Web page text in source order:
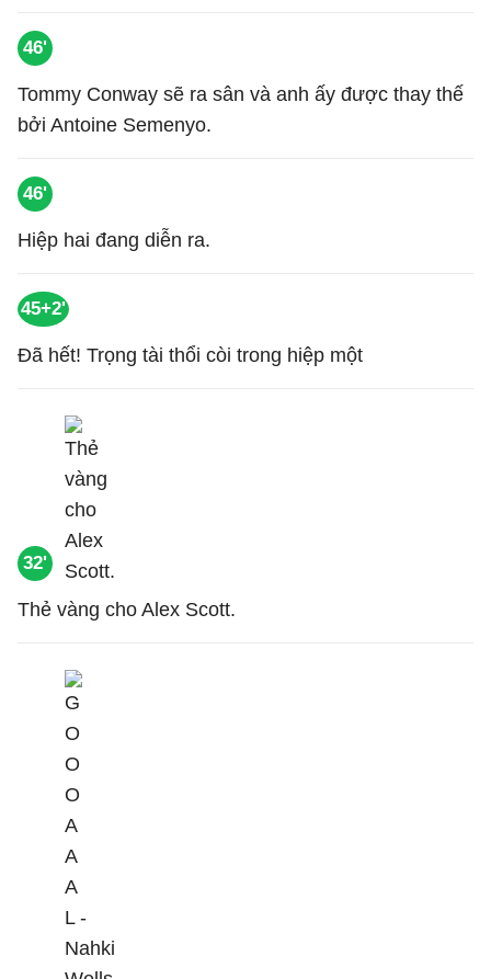
46'
Tommy Conway sẽ ra sân và anh ấy được thay thế
bởi Antoine Semenyo.
46'
Hiệp hai đang diễn ra.
45+2'
Đã hết! Trọng tài thổi còi trong hiệp một
32'
Thẻ vàng cho Alex Scott.